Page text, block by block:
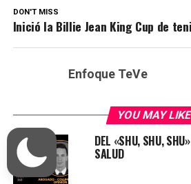
DON'T MISS
Inició la Billie Jean King Cup de
Enfoque TeVe
YOU MAY
DEL «SHU, SHU,
SALUD